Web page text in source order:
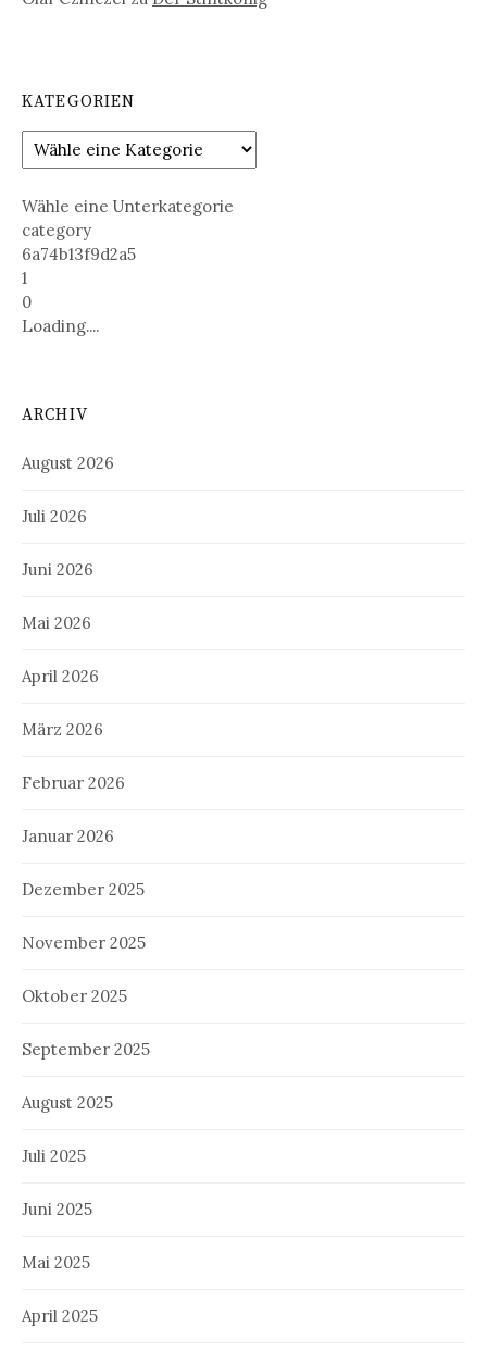
KATEGORIEN
Wähle eine Unterkategorie
category
6a74b13f9d2a5
1
0
Loading....
ARCHIV
August 2026
Juli 2026
Juni 2026
Mai 2026
April 2026
März 2026
Februar 2026
Januar 2026
Dezember 2025
November 2025
Oktober 2025
September 2025
August 2025
Juli 2025
Juni 2025
Mai 2025
April 2025